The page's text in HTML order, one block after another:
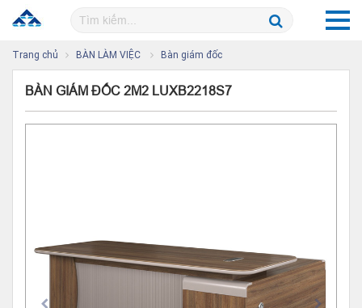
Trang chủ BÀN LÀM VIỆC Bàn giám đốc
BÀN GIÁM ĐỐC 2M2 LUXB2218S7